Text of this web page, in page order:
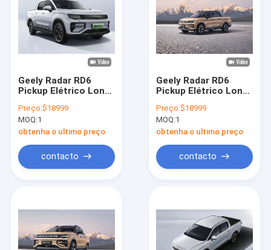
Geely Radar RD6
Pickup Elétrico Long
Veículos de Nova
Energia
Preço:$18999
MOQ:1
obtenha o ultimo preço
contacto
Geely Radar RD6
Pickup Elétrico Long
Veículos de Nova
Energia
Preço:$18999
MOQ:1
obtenha o ultimo preço
contacto